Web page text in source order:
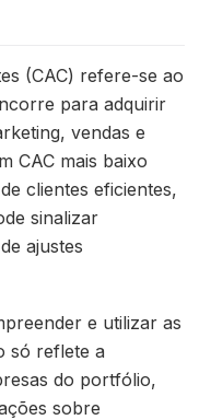
(CAC) refere-se ao
para adquirir
vendas e
CAC mais baixo
clientes eficientes,
sinalizar
ajustes
e utilizar as
só reflete a
do portfólio,
sobre